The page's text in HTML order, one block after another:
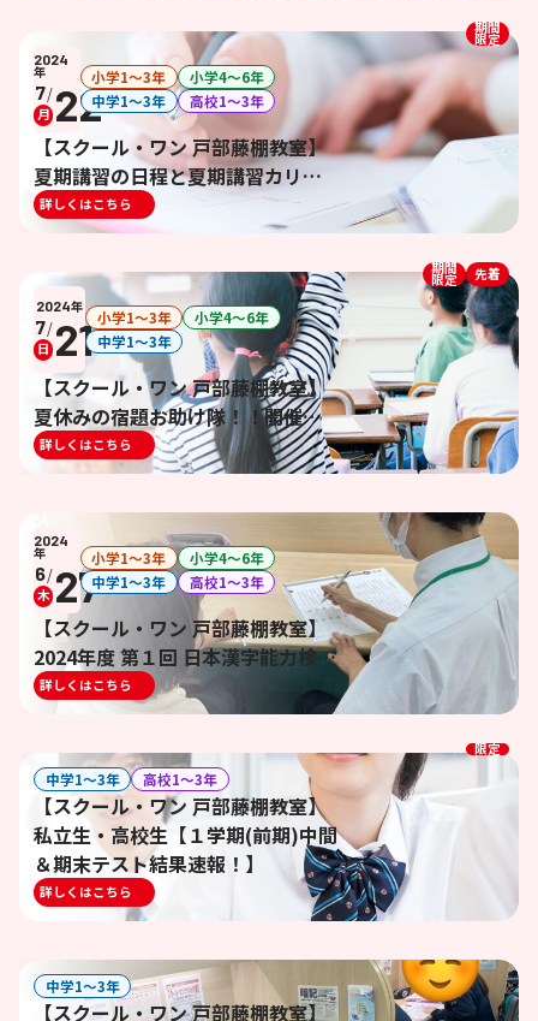
2024
年
7/ 22
月
小学1〜3年
小学4〜6年
中学1〜3年
高校1〜3年
【スクール・ワン 戸部藤棚教室】
夏期講習の日程と夏期講習カリキ
ュラムの概要【夏期講習】
詳しくはこちら
期間
限定
2024年
7/ 21
日
小学1〜3年
小学4〜6年
中学1〜3年
【スクール・ワン 戸部藤棚教室】
夏休みの宿題お助け隊！！開催決
定！【夏休み宿題お助けイベン
ト！】
詳しくはこちら
期間
限定 先着
2024
年
6/ 27
木
小学1〜3年
小学4〜6年
中学1〜3年
高校1〜3年
【スクール・ワン 戸部藤棚教室】
2024年度 第１回 日本漢字能力検定
対策イベント開催報告！！【漢検
対策イベント】
詳しくはこちら
中学1〜3年 高校1〜3年
【スクール・ワン 戸部藤棚教室】
私立生・高校生【１学期(前期)中間
＆期末テスト結果速報！】
詳しくはこちら
限定
中学1〜3年
【スクール・ワン 戸部藤棚教室】